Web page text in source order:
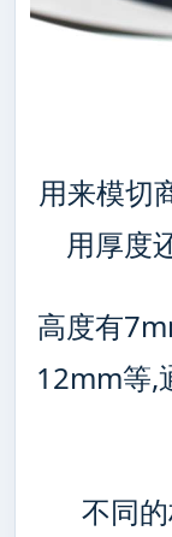
用来模切
用厚度
高度有
12mm等,
不同